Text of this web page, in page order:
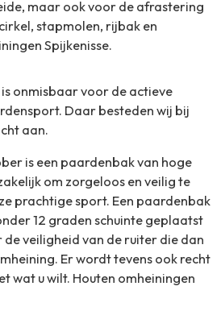
maar ook voor de afrastering
stapmolen, rijbak en
Spijkenisse.
onmisbaar voor de actieve
Daar besteden wij bij
aan.
is een paardenbak van hoge
om zorgeloos en veilig te
prachtige sport. Een paardenbak
12 graden schuinte geplaatst
veiligheid van de ruiter die dan
Er wordt tevens ook recht
wat u wilt. Houten omheiningen